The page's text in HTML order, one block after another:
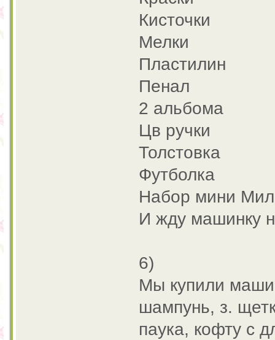
Кисточки
Мелки
Пластилин
Пенал
2 альбома
Цв ручки
Толстовка
Футболка
Набор мини
И жду машинку
6)
Мы купили
шампунь, з.
паука, кофту с